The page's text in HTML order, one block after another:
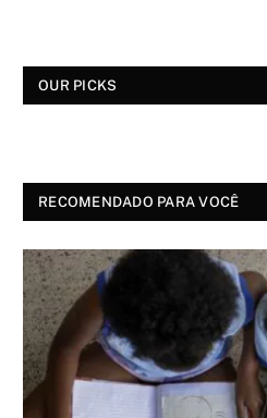
OUR PICKS
RECOMENDADO PARA VOCÊ